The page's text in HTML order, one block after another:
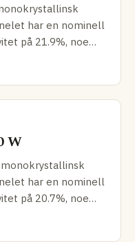
har en nominell
på 21.9%, noe
W
monokrystallinsk
har en nominell
på 20.7%, noe